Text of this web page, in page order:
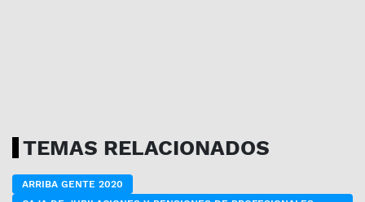
TEMAS RELACIONADOS
ARRIBA GENTE 2020